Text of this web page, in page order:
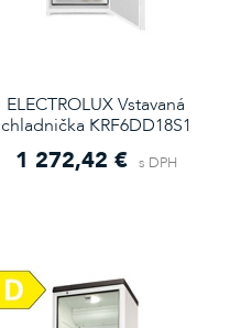
ELECTROLUX Vstavaná
chladnička KRF6DD18S1
1 272,42 € s DPH